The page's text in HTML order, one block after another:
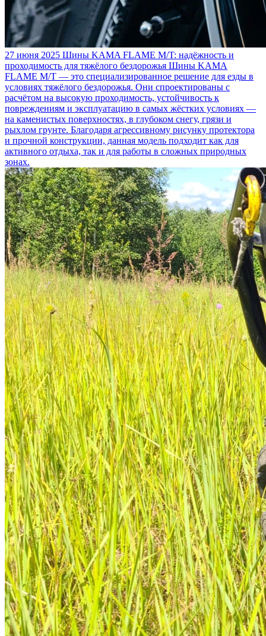
27 июня 2025 Шины KAMA FLAME M/T: надёжность и
проходимость для тяжёлого бездорожья Шины KAMA
FLAME M/T — это специализированное решение для езды в
условиях тяжёлого бездорожья. Они спроектированы с
расчётом на высокую проходимость, устойчивость к
повреждениям и эксплуатацию в самых жёстких условиях —
на каменистых поверхностях, в глубоком снегу, грязи и
рыхлом грунте. Благодаря агрессивному рисунку протектора
и прочной конструкции, данная модель подходит как для
активного отдыха, так и для работы в сложных природных
зонах.